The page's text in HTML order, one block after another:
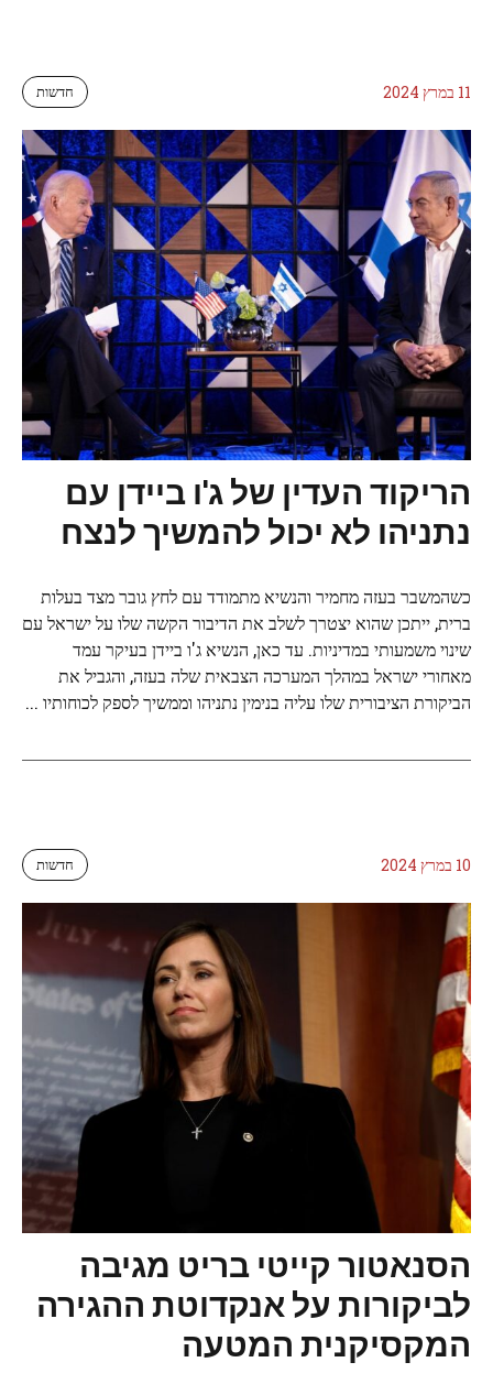
11 במרץ 2024 חדשות
הריקוד העדין של ג'ו ביידן עם
נתניהו לא יכול להמשיך לנצח
כשהמשבר בעזה מחמיר והנשיא מתמודד עם לחץ גובר מצד בעלות
ברית, ייתכן שהוא יצטרך לשלב את הדיבור הקשה שלו על ישראל עם
שינוי משמעותי במדיניות. עד כאן, הנשיא ג'ו ביידן בעיקר עמד
מאחורי ישראל במהלך המערכה הצבאית שלה בעזה, והגביל את
הביקורת הציבורית שלו עליה בנימין נתניהו וממשיך לספק לכוחותיו ...
10 במרץ 2024 חדשות
הסנאטור קייטי בריט מגיבה
לביקורות על אנקדוטת ההגירה
המקסיקנית המטעה